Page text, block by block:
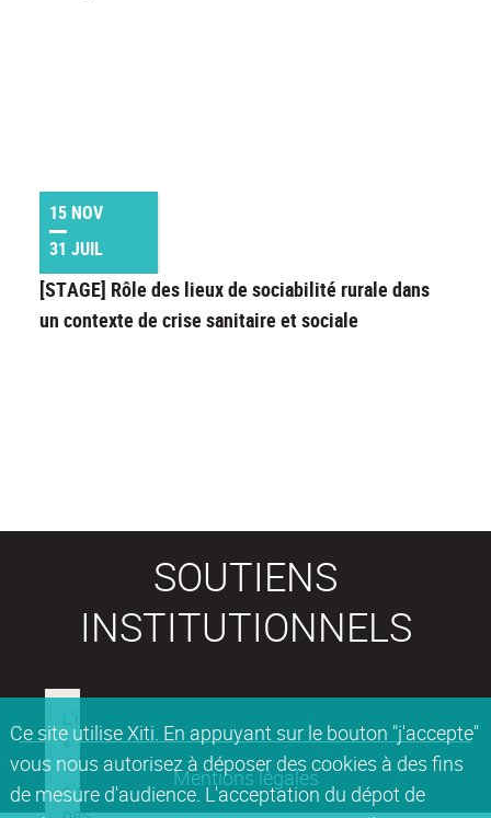
Ce site utilise Xiti. En appuyant sur le bouton "j'accepte"
vous nous autorisez à déposer des cookies à des fins
de mesure d'audience. L'acceptation du dépot de
15 NOV
31 JUIL
[STAGE] Rôle des lieux de sociabilité rurale dans
un contexte de crise sanitaire et sociale
SOUTIENS
INSTITUTIONNELS
Mentions légales